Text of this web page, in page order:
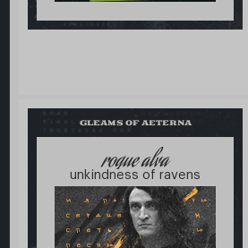
GLEAMS OF AETERNA
roque alva
unkindness of ravens